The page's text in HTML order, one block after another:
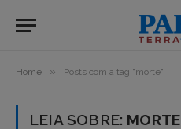
Home » Posts com a tag "morte"
LEIA SOBRE: MORTE